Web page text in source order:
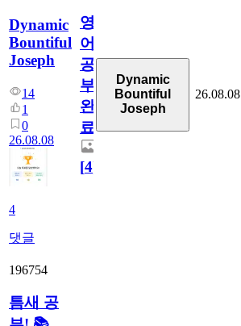
Dynamic
Bountiful
Joseph
14
1
0
26.08.08
4
댓글
영
어
공
부
완
료
[4]
Dynamic
Bountiful
Joseph
26.08.08
196754
틈새 공